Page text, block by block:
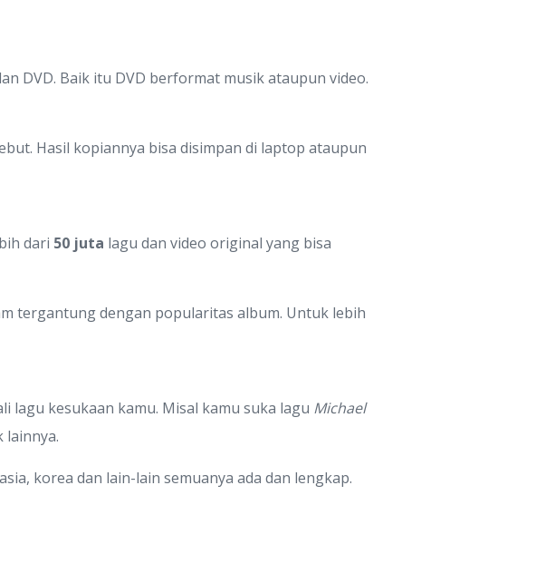
DVD. Baik itu DVD berformat musik ataupun video.
Hasil kopiannya bisa disimpan di laptop ataupun
dari 50 juta lagu dan video original yang bisa
tergantung dengan popularitas album. Untuk lebih
lagu kesukaan kamu. Misal kamu suka lagu Michael
lainnya.
korea dan lain-lain semuanya ada dan lengkap.